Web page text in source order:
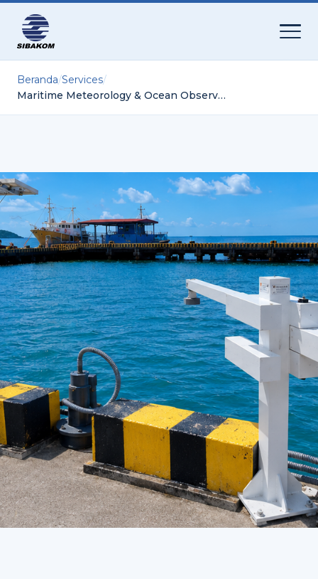
Beranda/Services/
Maritime Meteorology & Ocean Observation Systems